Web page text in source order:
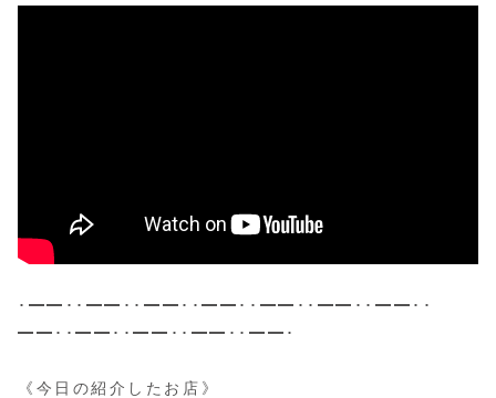
･━━･･━━･･━━･･━━･･━━･･━━･･━━･･
━━･･━━･･━━･･━━･･━━･
《今日の紹介したお店》